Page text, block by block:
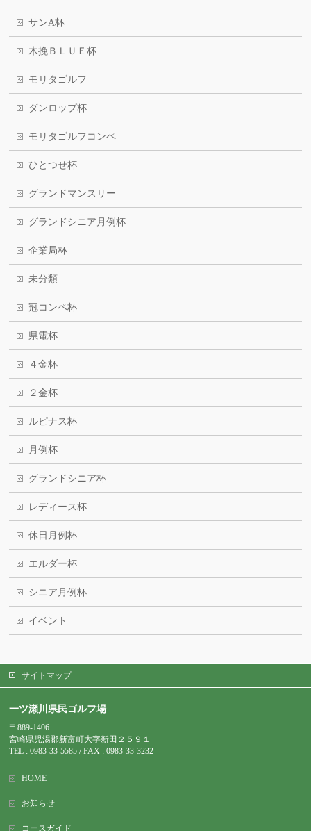
サンA杯
木挽ＢＬＵＥ杯
モリタゴルフ
ダンロップ杯
モリタゴルフコンペ
ひとつせ杯
グランドマンスリー
グランドシニア月例杯
企業局杯
未分類
冠コンペ杯
県電杯
４金杯
２金杯
ルピナス杯
月例杯
グランドシニア杯
レディース杯
休日月例杯
エルダー杯
シニア月例杯
イベント
サイトマップ
一ツ瀬川県民ゴルフ場
〒889-1406
宮崎県児湯郡新富町大字新田２５９１
TEL : 0983-33-5585 / FAX : 0983-33-3232
HOME
お知らせ
コースガイド